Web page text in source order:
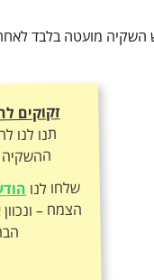
השקיה מועטה בלבד
זקוקים
תנו לנו
ההשקיה
שלחו לנו